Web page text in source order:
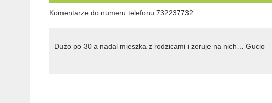
Komentarze do numeru telefonu 732237732
Dużo po 30 a nadal mieszka z rodzicami i żeruje na nich… Gucio